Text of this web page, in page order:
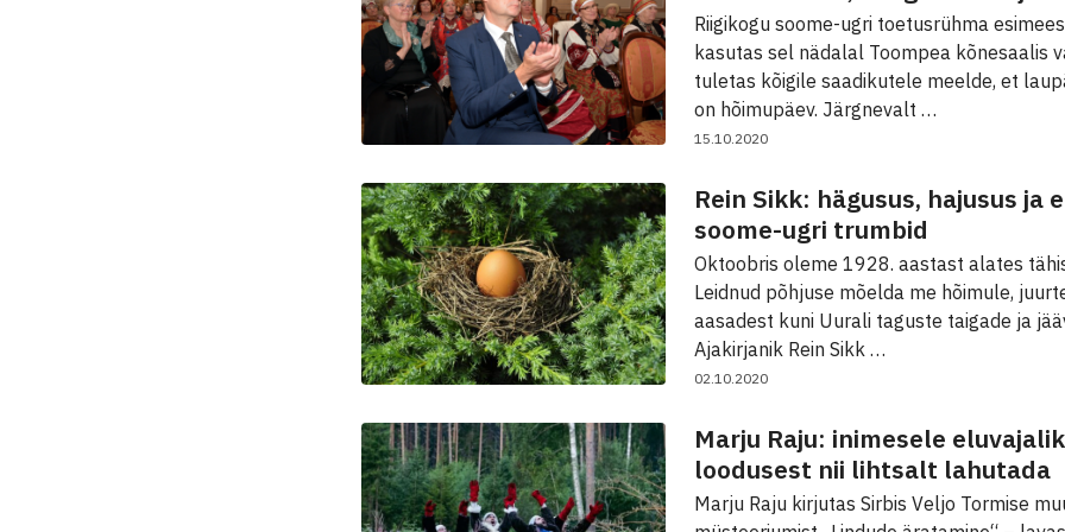
Riigikogu soome-ugri toetusrühma
kasutas sel nädalal Toompea kõnesaalis
tuletas kõigile saadikutele meelde, et
on hõimupäev. Järgnevalt …
15.10.2020
Rein Sikk: hägusus, hajusus ja
soome-ugri trumbid
Oktoobris oleme 1928. aastast alates
Leidnud põhjuse mõelda me hõimule,
aasadest kuni Uurali taguste taigade ja
Ajakirjanik Rein Sikk …
02.10.2020
Marju Raju: inimesele
loodusest nii lihtsalt lahutada
Marju Raju kirjutas Sirbis Veljo Tormise